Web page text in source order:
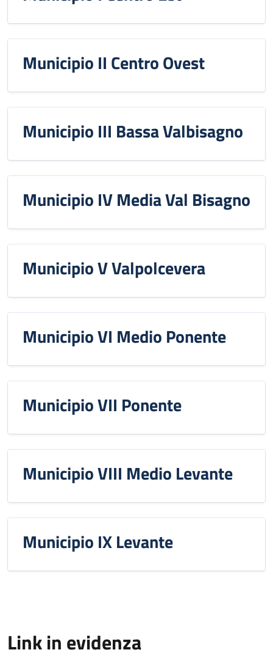
Municipio II Centro Ovest
Municipio III Bassa Valbisagno
Municipio IV Media Val Bisagno
Municipio V Valpolcevera
Municipio VI Medio Ponente
Municipio VII Ponente
Municipio VIII Medio Levante
Municipio IX Levante
Link in evidenza